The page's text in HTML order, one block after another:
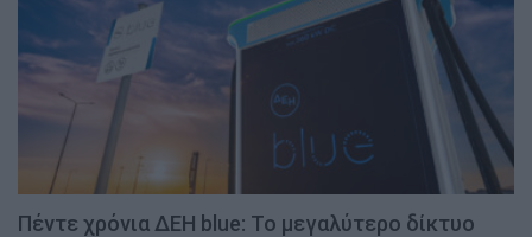
Πέντε χρόνια ΔΕΗ blue: Το μεγαλύτερο δίκτυο